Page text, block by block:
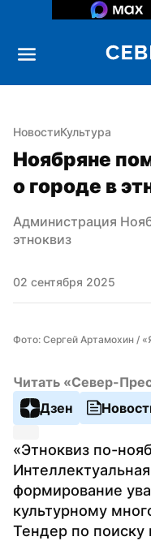
НовостиКультура
Ноябряне
о городе в
Администрация
этноквиз
02 сентября 2025
Фото: Сергей Артамохин /
Читать «Север-
Дзен
«Этноквиз по-
формирование
культурному
Тендер по поиску